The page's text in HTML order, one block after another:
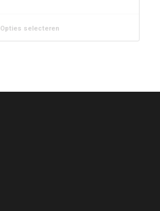
Opties selecteren